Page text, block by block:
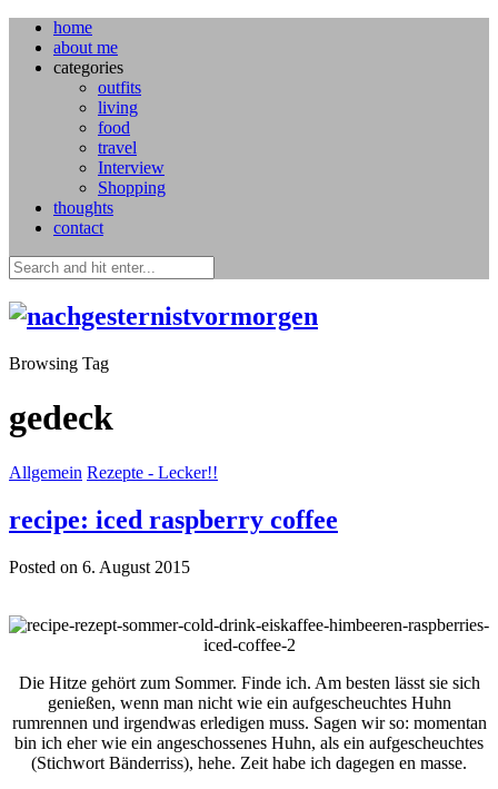
home
about me
categories
outfits
living
food
travel
Interview
Shopping
thoughts
contact
Browsing Tag
gedeck
Allgemein Rezepte - Lecker!!
recipe: iced raspberry coffee
Posted on 6. August 2015
Die Hitze gehört zum Sommer. Finde ich. Am besten lässt sie sich
genießen, wenn man nicht wie ein aufgescheuchtes Huhn
rumrennen und irgendwas erledigen muss. Sagen wir so: momentan
bin ich eher wie ein angeschossenes Huhn, als ein aufgescheuchtes
(Stichwort Bänderriss), hehe. Zeit habe ich dagegen en masse.